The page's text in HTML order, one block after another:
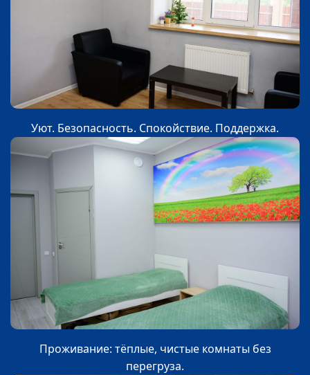
Уют. Безопасность. Спокойствие. Поддержка.
Проживание: тёплые, чистые комнаты без
перегруза.